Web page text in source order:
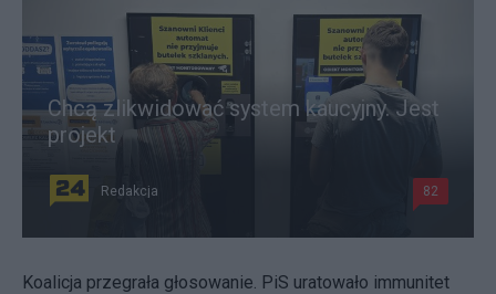
Chcą zlikwidować system kaucyjny. Jest
projekt
Redakcja 82
Koalicja przegrała głosowanie. PiS uratowało immunitet